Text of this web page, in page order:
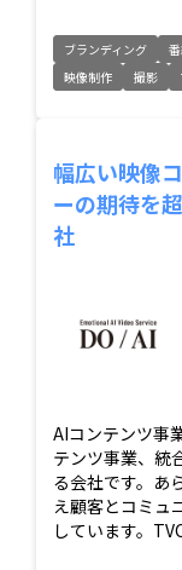
ブランディング
映像制作
撮影
幅広い映像
ーの期待を
社
AIコンテンツ事
テンツ事業、統
る会社です。あ
え顧客とコミュ
しています。